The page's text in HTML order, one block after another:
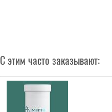
С этим часто заказывают: